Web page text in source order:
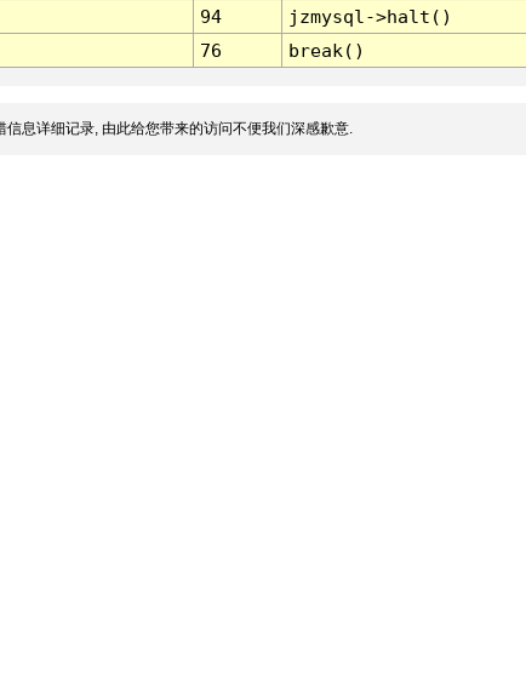
94
jzmysql->halt()
76 break()
息详细记录, 由此给您带来的访问不便我们深感歉意.